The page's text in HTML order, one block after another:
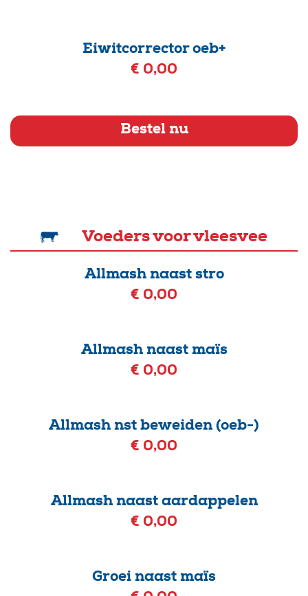
Eiwitcorrector oeb+
€ 0,00
Bestel nu
Voeders voor vleesvee
Allmash naast stro
€ 0,00
Allmash naast maïs
€ 0,00
Allmash nst beweiden (oeb-)
€ 0,00
Allmash naast aardappelen
€ 0,00
Groei naast maïs